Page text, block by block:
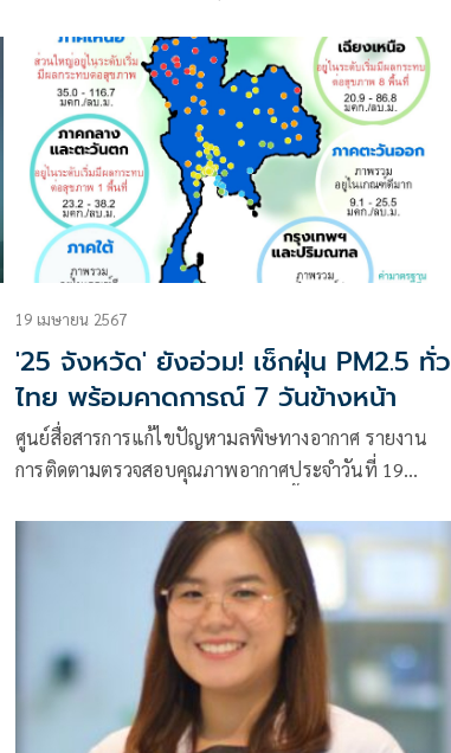
19 เมษายน 2567
'25 จังหวัด' ยังอ่วม! เช็กฝุ่น PM2.5 ทั่ว
ไทย พร้อมคาดการณ์ 7 วันข้างหน้า
ศูนย์สื่อสารการแก้ไขปัญหามลพิษทางอากาศ รายงาน
การติดตามตรวจสอบคุณภาพอากาศประจำวันที่ 19